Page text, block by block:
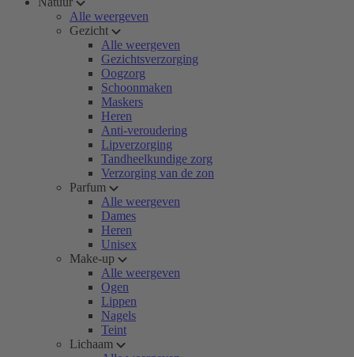
Alle weergeven
Gezicht
Alle weergeven
Gezichtsverzorging
Oogzorg
Schoonmaken
Maskers
Heren
Anti-veroudering
Lipverzorging
Tandheelkundige zorg
Verzorging van de zon
Parfum
Alle weergeven
Dames
Heren
Unisex
Make-up
Alle weergeven
Ogen
Lippen
Nagels
Teint
Lichaam